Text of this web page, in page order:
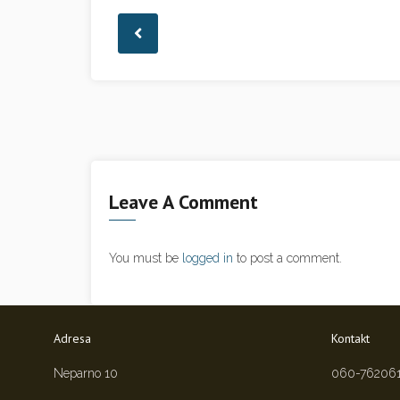
Leave A Comment
You must be logged in to post a comment.
Adresa
Neparno 10
Kontakt
060-